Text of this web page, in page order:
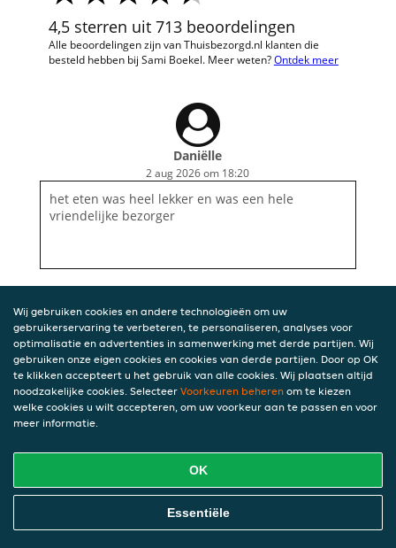
4,5 sterren uit 713 beoordelingen
Alle beoordelingen zijn van Thuisbezorgd.nl klanten die
besteld hebben bij Sami Boekel. Meer weten?Ontdek meer
Daniëlle
2 aug 2026 om 18:20
het eten was heel lekker en was een hele
vriendelijke bezorger
Wij gebruiken cookies en andere technologieën om uw
gebruikerservaring te verbeteren, te personaliseren, analyses voor
optimalisatie en advertenties in samenwerking met derde partijen. Wij
gebruiken onze eigen cookies en cookies van derde partijen. Door op OK
te klikken accepteert u het gebruik van alle cookies. Wij plaatsen altijd
noodzakelijke cookies. Selecteer Voorkeuren beheren om te kiezen
welke cookies u wilt accepteren, om uw voorkeur aan te passen en voor
meer informatie.
OK
Essentiële